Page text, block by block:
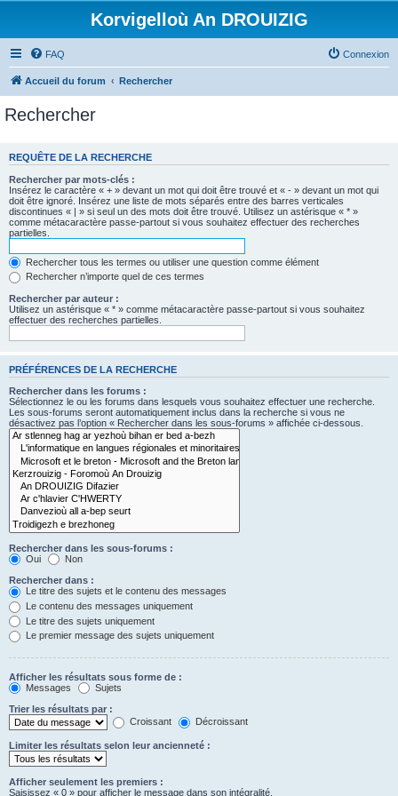
Korvigelloù An DROUIZIG
FAQ Connexion
Accueil du forum Rechercher
Rechercher
REQUÊTE DE LA RECHERCHE
Rechercher par mots-clés :
Insérez le caractère « + » devant un mot qui doit être trouvé et « - » devant un mot qui
doit être ignoré. Insérez une liste de mots séparés entre des barres verticales
discontinues « | » si seul un des mots doit être trouvé. Utilisez un astérisque « * »
comme métacaractère passe-partout si vous souhaitez effectuer des recherches
partielles.
Rechercher tous les termes ou utiliser une question comme élément
Rechercher n’importe quel de ces termes
Rechercher par auteur :
Utilisez un astérisque « * » comme métacaractère passe-partout si vous souhaitez
effectuer des recherches partielles.
PRÉFÉRENCES DE LA RECHERCHE
Rechercher dans les forums :
Sélectionnez le ou les forums dans lesquels vous souhaitez effectuer une recherche.
Les sous-forums seront automatiquement inclus dans la recherche si vous ne
désactivez pas l’option « Rechercher dans les sous-forums » affichée ci-dessous.
Rechercher dans les sous-forums :
Oui
Non
Rechercher dans :
Le titre des sujets et le contenu des messages
Le contenu des messages uniquement
Le titre des sujets uniquement
Le premier message des sujets uniquement
Afficher les résultats sous forme de :
Messages
Sujets
Trier les résultats par :
Croissant
Décroissant
Limiter les résultats selon leur ancienneté :
Afficher seulement les premiers :
Saisissez « 0 » pour afficher le message dans son intégralité.